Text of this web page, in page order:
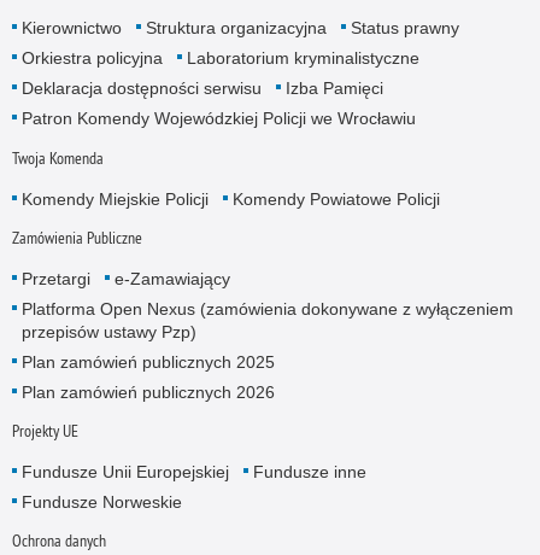
Kierownictwo Struktura organizacyjna
Status prawny
Orkiestra policyjna
Laboratorium kryminalistyczne
Deklaracja dostępności serwisu
Izba Pamięci
Patron Komendy Wojewódzkiej Policji we Wrocławiu
Twoja Komenda
Komendy Miejskie Policji Komendy Powiatowe Policji
Zamówienia Publiczne
Przetargi
e-Zamawiający
Platforma Open Nexus (zamówienia dokonywane z wyłączeniem
przepisów ustawy Pzp)
Plan zamówień publicznych 2025
Plan zamówień publicznych 2026
Projekty UE
Fundusze Unii Europejskiej
Fundusze inne
Fundusze Norweskie
Ochrona danych